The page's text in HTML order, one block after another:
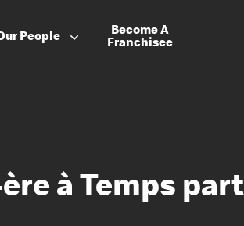
People
Become A
Franchisee
à Temps